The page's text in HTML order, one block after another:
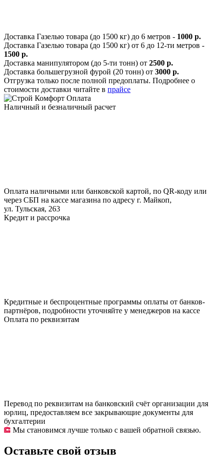
Доставка Газелью товара (до 1500 кг) до 6 метров - 1000 р.
Доставка Газелью товара (до 1500 кг) от 6 до 12-ти метров -
1500 р.
Доставка манипулятором (до 5-ти тонн) от 2500 р.
Доставка большегрузной фурой (20 тонн) от 3000 р.
Отгрузка только после полной предоплаты. Подробнее о
стоимости доставки читайте в прайсе
Оплата
Наличный и безналичный расчет
Оплата наличными или банковской картой, по QR-коду или
через СБП на кассе магазина по адресу г. Майкоп,
ул. Тульская, 263
Кредит и рассрочка
Кредитные и беспроцентные программы оплаты от банков-
партнёров, подробности уточняйте у менеджеров на кассе
Оплата по реквизитам
Перевод по реквизитам на банковский счёт организации для
юрлиц, предоставляем все закрывающие документы для
бухгалтерии
Мы становимся лучше только с вашей обратной связью.
Оставьте свой отзыв